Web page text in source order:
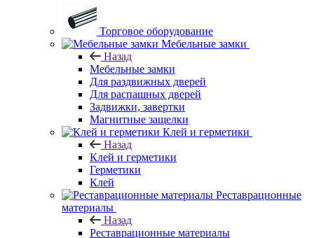
Торговое оборудование
Мебельные замки
Назад
Мебельные замки
Для раздвижных дверей
Для распашных дверей
Задвижки, завертки
Магнитные защелки
Клей и герметики
Назад
Клей и герметики
Герметики
Клей
Реставрационные
материалы
Назад
Реставрационные материалы